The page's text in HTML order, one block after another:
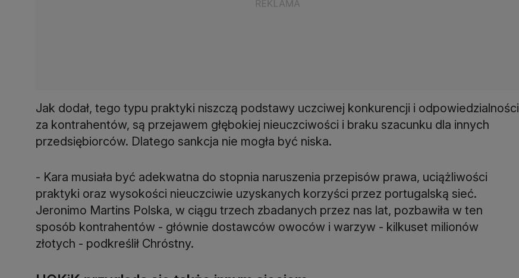
Jak dodał, tego typu praktyki niszczą podstawy uczciwej konkurencji i odpowiedzialności
za kontrahentów, są przejawem głębokiej nieuczciwości i braku szacunku dla innych
przedsiębiorców. Dlatego sankcja nie mogła być niska.
- Kara musiała być adekwatna do stopnia naruszenia przepisów prawa, uciążliwości
praktyki oraz wysokości nieuczciwie uzyskanych korzyści przez portugalską sieć.
Jeronimo Martins Polska, w ciągu trzech zbadanych przez nas lat, pozbawiła w ten
sposób kontrahentów - głównie dostawców owoców i warzyw - kilkuset milionów
złotych - podkreślił Chróstny.